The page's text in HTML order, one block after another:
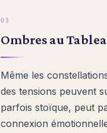
Ombres au
Même les
des tensions peuvent
parfois stoïque, peut
connexion